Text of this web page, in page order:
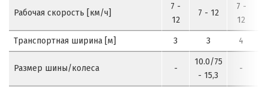
7 -
12
7 - 12
7 -
12
3 3 4
-
10.0/75
- 15,3
-
Рабочая скорость [км/ч]
Транспортная ширина [м]
Размер шины/колеса